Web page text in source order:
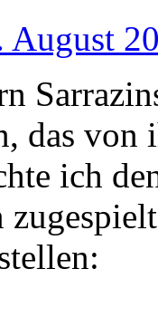
August
das von
ich